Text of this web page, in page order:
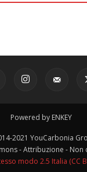
Powered by ENKEY
2021 YouCarbonia
- Attribuzione - Non
modo 2.5 Italia (CC